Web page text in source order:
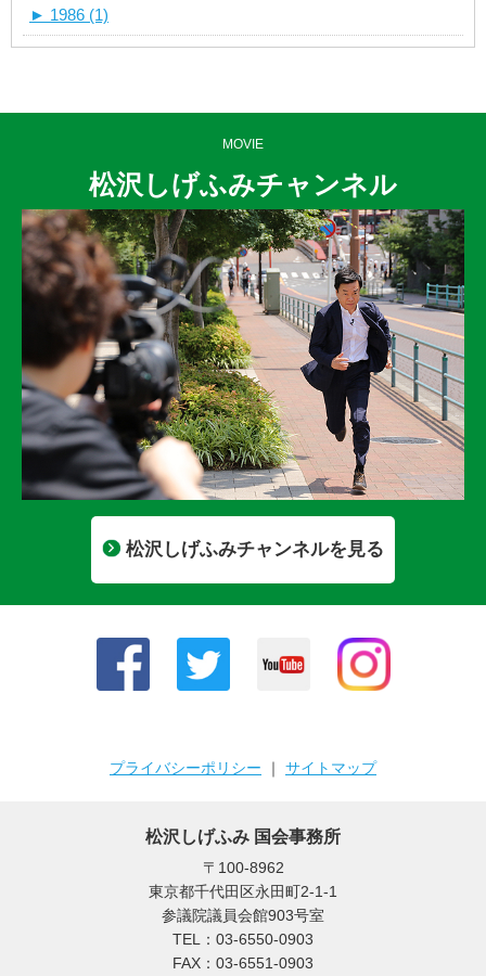
► 1986 (1)
MOVIE
松沢しげふみチャンネル
松沢しげふみチャンネルを見る
プライバシーポリシー ｜ サイトマップ
松沢しげふみ 国会事務所
〒100-8962
東京都千代田区永田町2-1-1
参議院議員会館903号室
TEL：03-6550-0903
FAX：03-6551-0903